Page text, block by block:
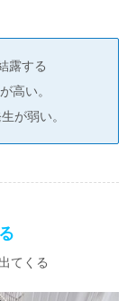
露する
高い。
が弱い。
てくる